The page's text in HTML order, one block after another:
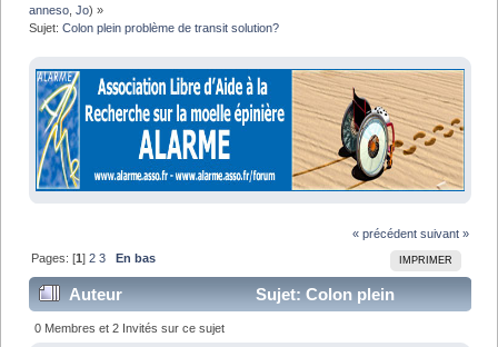
anneso ,Jo) »
Sujet:Colon plein problème de transit solution?
« précédent suivant »
IMPRIMER
Pages: [1]2 3 En bas
Auteur
Sujet: Colon plein
problème de transit solution? (Lu 188044 fois)
0 Membres et 2 Invités sur ce sujet